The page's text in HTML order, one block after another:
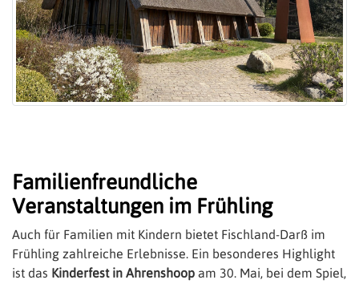
Familienfreundliche
Veranstaltungen im Frühling
Auch für Familien mit Kindern bietet Fischland-Darß im
Frühling zahlreiche Erlebnisse. Ein besonderes Highlight
ist das Kinderfest in Ahrenshoop am 30. Mai, bei dem Spiel,